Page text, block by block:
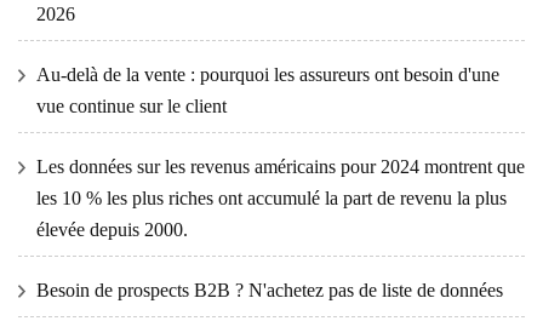
2026
Au-delà de la vente : pourquoi les assureurs ont besoin d'une
vue continue sur le client
Les données sur les revenus américains pour 2024 montrent que
les 10 % les plus riches ont accumulé la part de revenu la plus
élevée depuis 2000.
Besoin de prospects B2B ? N'achetez pas de liste de données